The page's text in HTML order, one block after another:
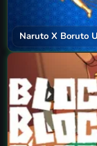
Naruto X Boruto